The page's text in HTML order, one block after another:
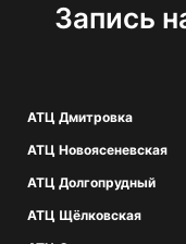
Запись
АТЦ Дмитровка
АТЦ Новоясеневская
АТЦ Долгопрудный
АТЦ Щёлковская